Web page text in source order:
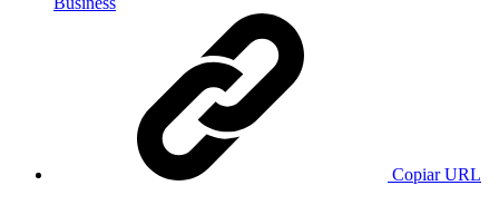
Copiar URL